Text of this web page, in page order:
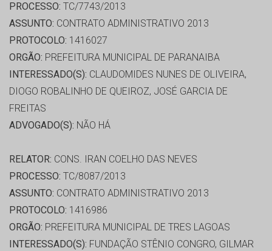
PROCESSO: TC/7743/2013
ASSUNTO: CONTRATO ADMINISTRATIVO 2013
PROTOCOLO: 1416027
ORGÃO: PREFEITURA MUNICIPAL DE PARANAIBA
INTERESSADO(S): CLAUDOMIDES NUNES DE OLIVEIRA,
DIOGO ROBALINHO DE QUEIROZ, JOSÉ GARCIA DE
FREITAS
ADVOGADO(S): NÃO HÁ
RELATOR: CONS. IRAN COELHO DAS NEVES
PROCESSO: TC/8087/2013
ASSUNTO: CONTRATO ADMINISTRATIVO 2013
PROTOCOLO: 1416986
ORGÃO: PREFEITURA MUNICIPAL DE TRES LAGOAS
INTERESSADO(S): FUNDAÇÃO STÊNIO CONGRO, GILMAR